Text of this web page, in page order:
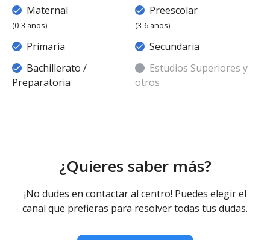
Maternal
(0-3 años)
Preescolar
(3-6 años)
Primaria
Secundaria
Bachillerato /
Preparatoria
Estudios Superiores y
otros
¿Quieres saber más?
¡No dudes en contactar al centro! Puedes elegir el
canal que prefieras para resolver todas tus dudas.